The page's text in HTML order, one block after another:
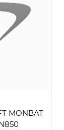
MONBAT